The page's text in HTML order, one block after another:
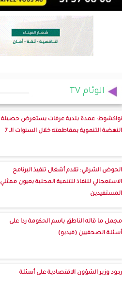
الوئام TV
نواكشوط: عمدة بلدية عرفات يستعرض حصيلة
النهضة التنموية بمقاطعته خلال السنوات الـ 7
الحوض الشرقي: تقدم أشغال تنفيذ البرنامج
الاستعجالي للنفاذ للتنمية المحلية بعيون ممثلي
المستفيدين
مجمل ما قاله الناطق باسم الحكومة ردا على
أسئلة الصحفيين (فيديو)
ردود وزير الشؤون الاقتصادية على أسئلة